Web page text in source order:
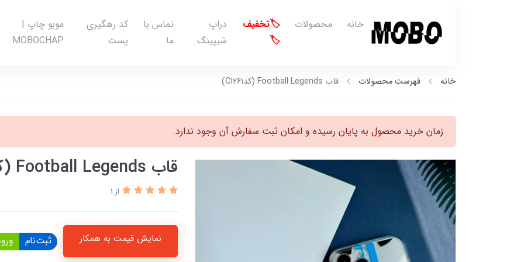
خانه محصولات
🏷️تخفیف
🏷️
دراپ
شیپینگ
تماس با
ما
کد رهگیری
پست
موبو چاپ |
MOBOCHAP
خانه فهرست محصولات قاب Football Legends (کدC1261)
زمان خرید محصول به پایان رسیده و امکان ثبت سفارش آن وجود ندارد.
قاب Football Legends (کدC1261)
از 1
نمایش قیمت به همکار ثبت‌نام